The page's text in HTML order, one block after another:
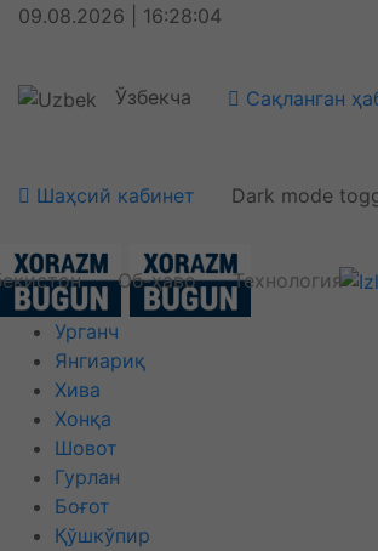
09.08.2026 | 16:28:05
Ўзбекча Сақланган
Шаҳсий кабинет Dark mode
Об-ҳаво Технология
Урганч
Янгиариқ
Хива
Хонқа
Шовот
Гурлан
Боғот
Қўшкўпир